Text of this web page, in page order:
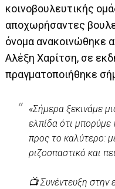
κοινοβουλευτικής
αποχωρήσαντες
όνομα ανακοινώθηκε
Αλέξη Χαρίτση, σε
πραγματοποιήθηκε
«Σήμερα ξεκινάμε
ελπίδα ότι
προς το καλύτερο:
ριζοσπαστικό και
📺 Συνέντευξη